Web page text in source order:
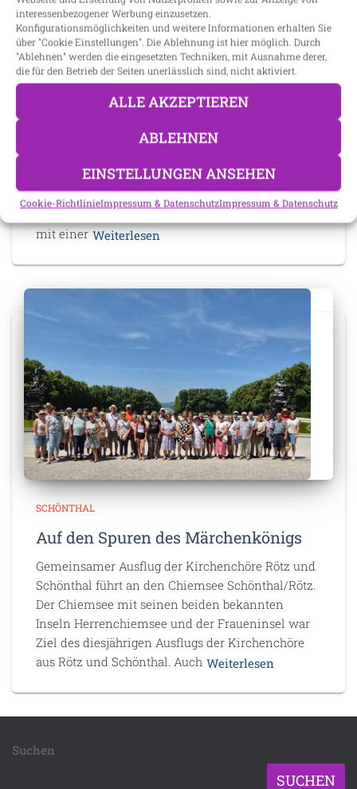
interessenbezogener Werbung einzusetzen.
Konfigurationsmöglichkeiten und weitere Informationen erhalten Sie
über "Cookie Einstellungen". Die Ablehnung ist hier möglich. Durch
"Ablehnen" werden die eingesetzten Techniken, mit Ausnahme derer,
die für den Betrieb der Seiten unerlässlich sind, nicht aktiviert.
ALLE AKZEPTIEREN
ABLEHNEN
EINSTELLUNGEN ANSEHEN
Cookie-RichtlinieImpressum & DatenschutzImpressum & Datenschutz
Öd feiert seine Kapelle
Kapellenbauverein begeht 50.-jähriges Jubiläum –
Vor genau 50 Jahren wurde die heutige Kapelle in
Öd eingeweiht. Ein Jubiläum, das der örtliche
Kapellenbauverein zum Anlass genommen hat,
mit einer Weiterlesen
SCHÖNTHAL
Auf den Spuren des Märchenkönigs
Gemeinsamer Ausflug der Kirchenchöre Rötz und
Schönthal führt an den Chiemsee Schönthal/Rötz.
Der Chiemsee mit seinen beiden bekannten
Inseln Herrenchiemsee und der Fraueninsel war
Ziel des diesjährigen Ausflugs der Kirchenchöre
aus Rötz und Schönthal. Auch Weiterlesen
Suchen
SUCHEN